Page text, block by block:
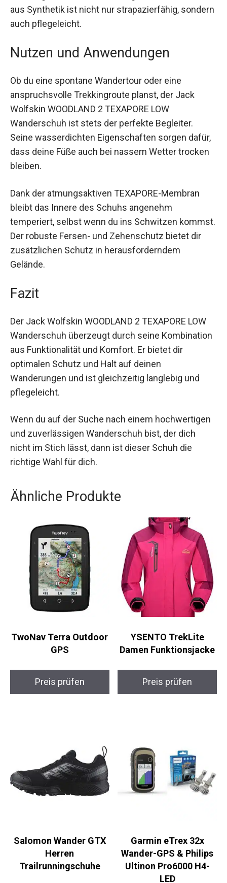
strapazierfähig, sondern auch pflegeleicht.
Nutzen und Anwendungen
anspruchsvolle Trekkingroute planst, der Jack
Wolfskin WOODLAND 2 TEXAPORE LOW
Wanderschuh ist stets der perfekte Begleiter.
Seine wasserdichten Eigenschaften sorgen
dafür, dass deine Füße auch bei nassem Wetter
trocken bleiben.
bleibt das Innere des Schuhs angenehm
temperiert, selbst wenn du ins Schwitzen
kommst. Der robuste Fersen- und Zehenschutz
bietet dir zusätzlichen Schutz in
herausforderndem Gelände.
Fazit
Wanderschuh überzeugt durch seine
Kombination aus Funktionalität und Komfort. Er
bietet dir optimalen Schutz und Halt auf deinen
Wanderungen und ist gleichzeitig langlebig und
pflegeleicht.
hochwertigen und zuverlässigen Wanderschuh
bist, der dich nicht im Stich lässt, dann ist dieser
Schuh die richtige Wahl für dich.
Ähnliche Produkte
Outdoor GPS
Preis prüfen
Damen Funktionsjacke
Preis prüfen
Herren
Trailrunningschuhe
Wander-GPS & Philips
Ultinon Pro6000 H4-
LED
Scheinwerferlampe